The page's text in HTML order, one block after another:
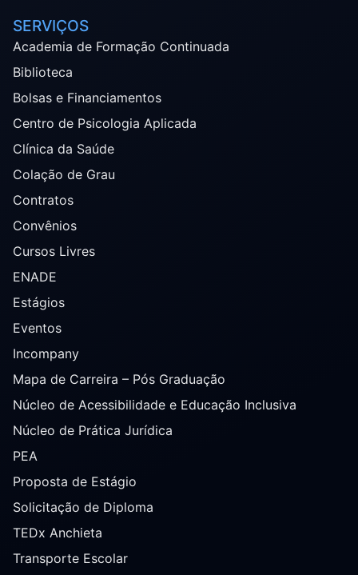
SERVIÇOS
Academia de Formação Continuada
Biblioteca
Bolsas e Financiamentos
Centro de Psicologia Aplicada
Clínica da Saúde
Colação de Grau
Contratos
Convênios
Cursos Livres
ENADE
Estágios
Eventos
Incompany
Mapa de Carreira – Pós Graduação
Núcleo de Acessibilidade e Educação Inclusiva
Núcleo de Prática Jurídica
PEA
Proposta de Estágio
Solicitação de Diploma
TEDx Anchieta
Transporte Escolar